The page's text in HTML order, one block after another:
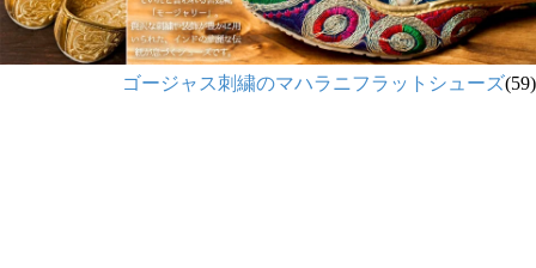
ゴージャス刺繍のマハラニフラットシューズ(59)